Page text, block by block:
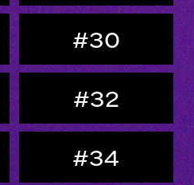
#30
#32
#34